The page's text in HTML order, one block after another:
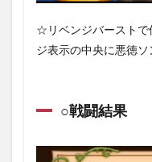
☆リベンジバーストで
ジ表示の中央に悪徳ソ
○戦闘結果